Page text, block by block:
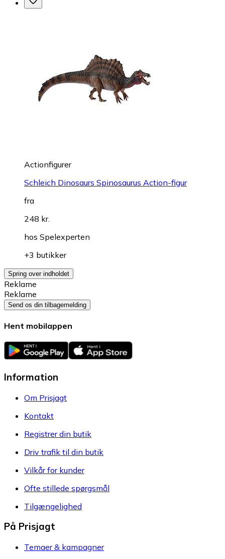
Actionfigurer
Schleich Dinosaurs Spinosaurus Action-figur
fra
248 kr.
hos Spelexperten
+3 butikker
Spring over indholdet
Reklame
Reklame
Send os din tilbagemelding
Hent mobilappen
Information
Om Prisjagt
Kontakt
Registrer din butik
Driv trafik til din butik
Vilkår for kunder
Ofte stillede spørgsmål
Tilgængelighed
På Prisjagt
Temaer & kampagner